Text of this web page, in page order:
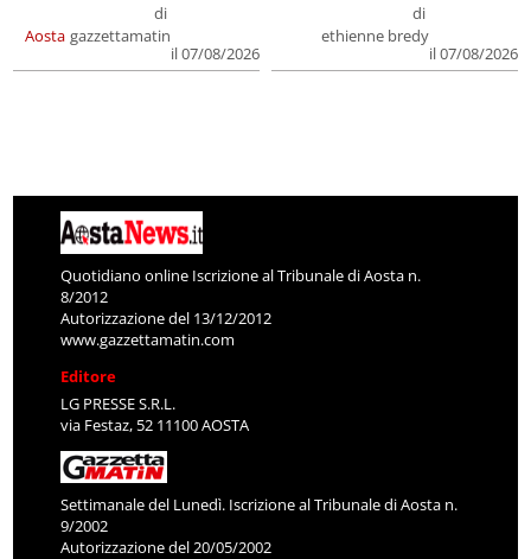
Aosta
di
gazzettamatin
il 07/08/2026
di
ethienne bredy
il 07/08/2026
Quotidiano online Iscrizione al Tribunale di Aosta n.
8/2012
Autorizzazione del 13/12/2012
www.gazzettamatin.com
Editore
LG PRESSE S.R.L.
via Festaz, 52 11100 AOSTA
Settimanale del Lunedì. Iscrizione al Tribunale di Aosta n.
9/2002
Autorizzazione del 20/05/2002